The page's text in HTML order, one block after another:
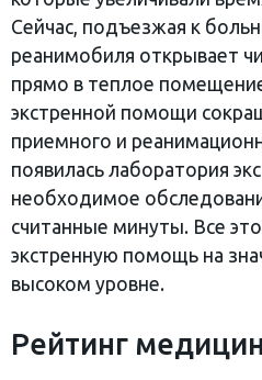
Сейчас, подъезжая к
реанимобиля открывает
прямо в теплое
экстренной помощи
приемного и
появилась лаборатория
необходимое
считанные минуты. Все
экстренную помощь на
высоком уровне.
Рейтинг